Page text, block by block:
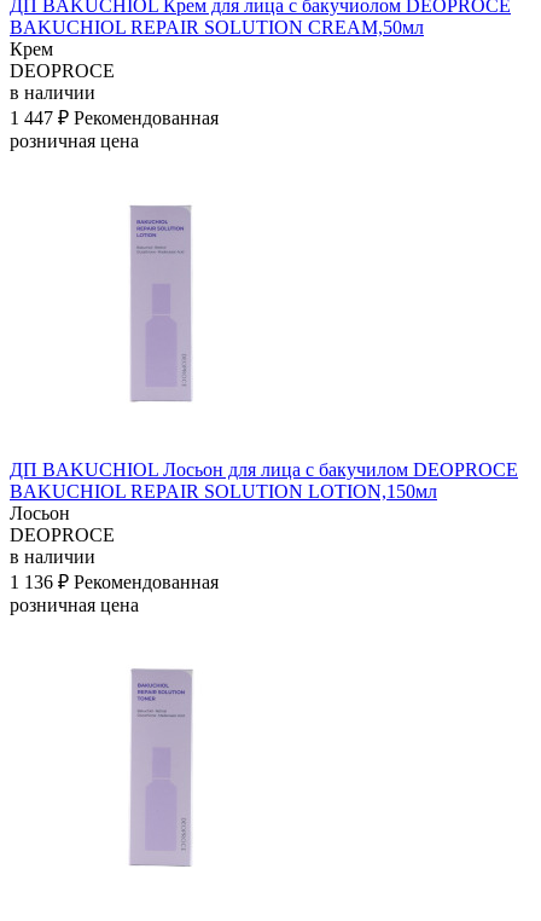
ДП BAKUCHIOL Крем для лица с бакучиолом DEOPROCE
BAKUCHIOL REPAIR SOLUTION CREAM,50мл
Крем
DEOPROCE
в наличии
1 447 ₽ Рекомендованная
розничная цена
ДП BAKUCHIOL Лосьон для лица с бакучилом DEOPROCE
BAKUCHIOL REPAIR SOLUTION LOTION,150мл
Лосьон
DEOPROCE
в наличии
1 136 ₽ Рекомендованная
розничная цена